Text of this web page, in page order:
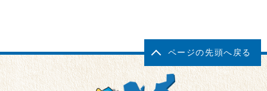
ページの先頭へ戻る